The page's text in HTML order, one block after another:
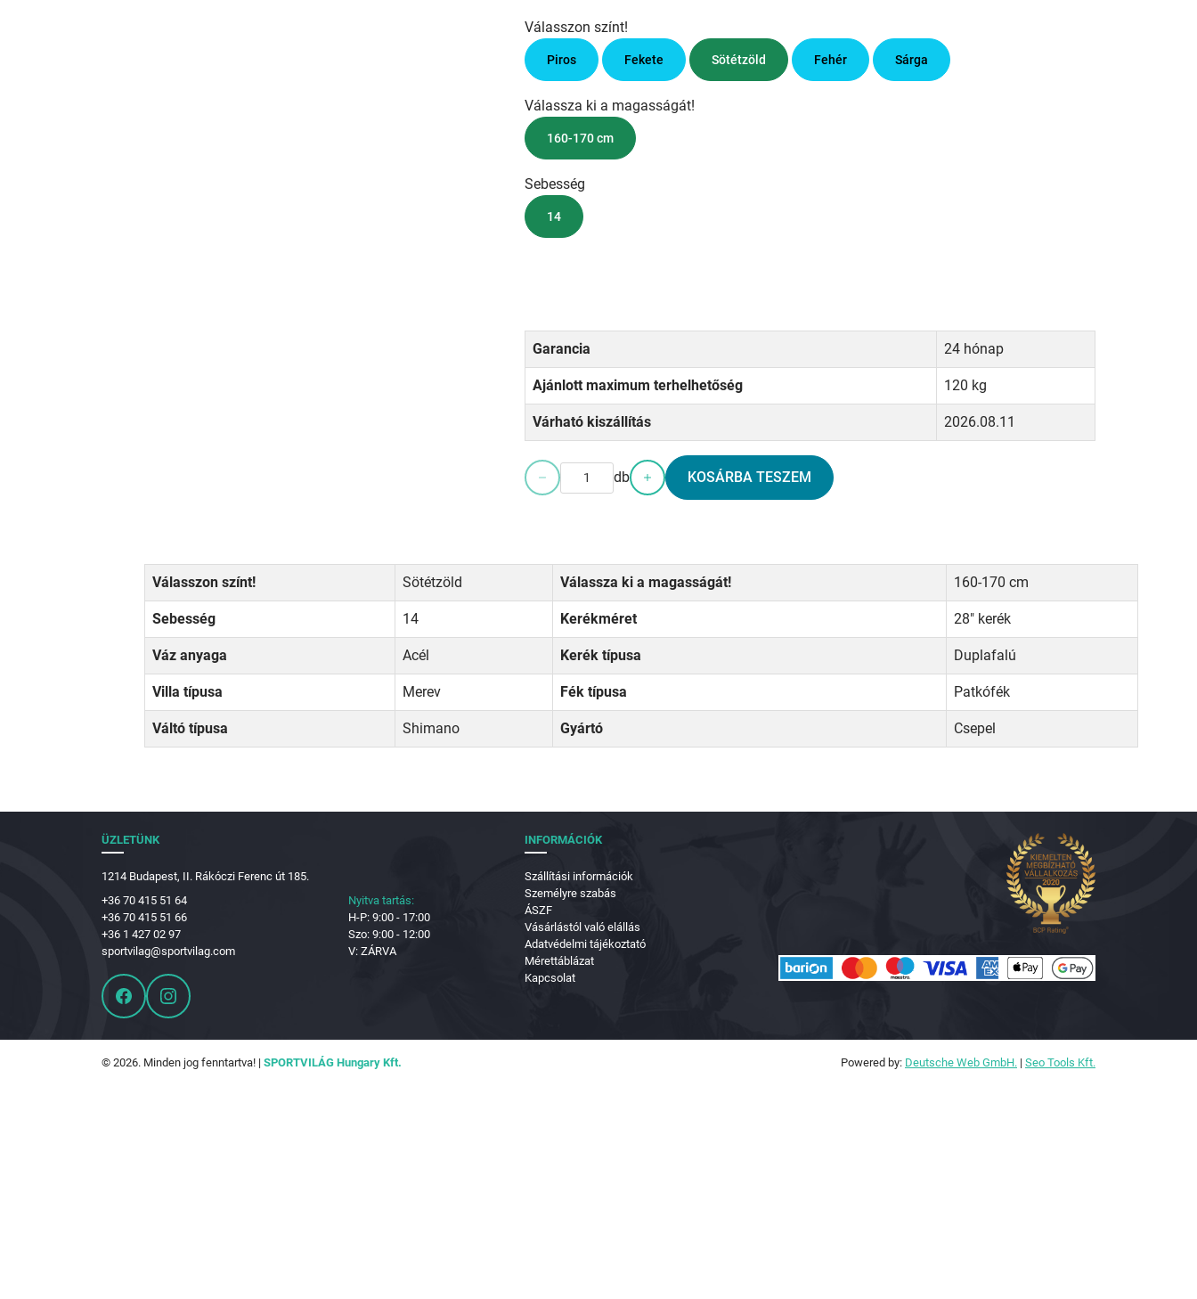
Válasszon színt!
Piros Fekete Sötétzöld Fehér Sárga
Válassza ki a magasságát!
160-170 cm
Sebesség
14
Garancia 24 hónap
Ajánlott maximum terhelhetőség 120 kg
Várható kiszállítás 2026.08.11
db KOSÁRBA TESZEM
Válasszon színt! Sötétzöld Válassza ki a magasságát! 160-170 cm
Sebesség 14 Kerékméret 28" kerék
Váz anyaga Acél Kerék típusa Duplafalú
Villa típusa Merev Fék típusa Patkófék
Váltó típusa Shimano Gyártó Csepel
ÜZLETÜNK
1214 Budapest, II. Rákóczi Ferenc út 185.
+36 70 415 51 64
+36 70 415 51 66
+36 1 427 02 97
sportvilag@sportvilag.com
Nyitva tartás:
H-P: 9:00 - 17:00
Szo: 9:00 - 12:00
V: ZÁRVA
INFORMÁCIÓK
Szállítási információk
Személyre szabás
ÁSZF
Vásárlástól való elállás
Adatvédelmi tájékoztató
Mérettáblázat
Kapcsolat
© 2026. Minden jog fenntartva! | SPORTVILÁG Hungary Kft. Powered by: Deutsche Web GmbH. | Seo Tools Kft.